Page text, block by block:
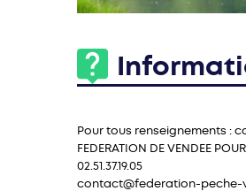
Pour tous renseignements :
FEDERATION DE VENDEE
02.51.37.19.05
contact@federation-peche-